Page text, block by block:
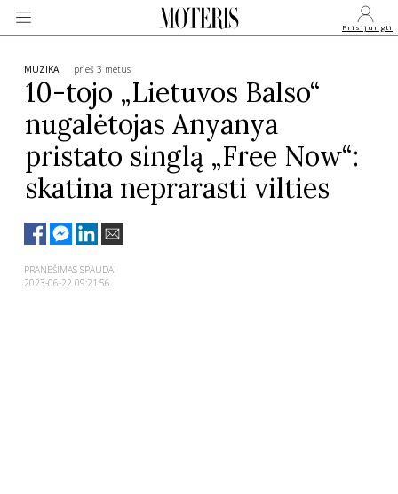
Prisijungti
VEIDAI
MONARCHIJA
MADA
GROŽIS
MUZIKA prieš 3 metus
10-tojo „Lietuvos Balso“
nugalėtojas Anyanya
pristato singlą „Free Now“:
skatina neprarasti vilties
PRANEŠIMAS SPAUDAI
2023-06-22 09:21:56